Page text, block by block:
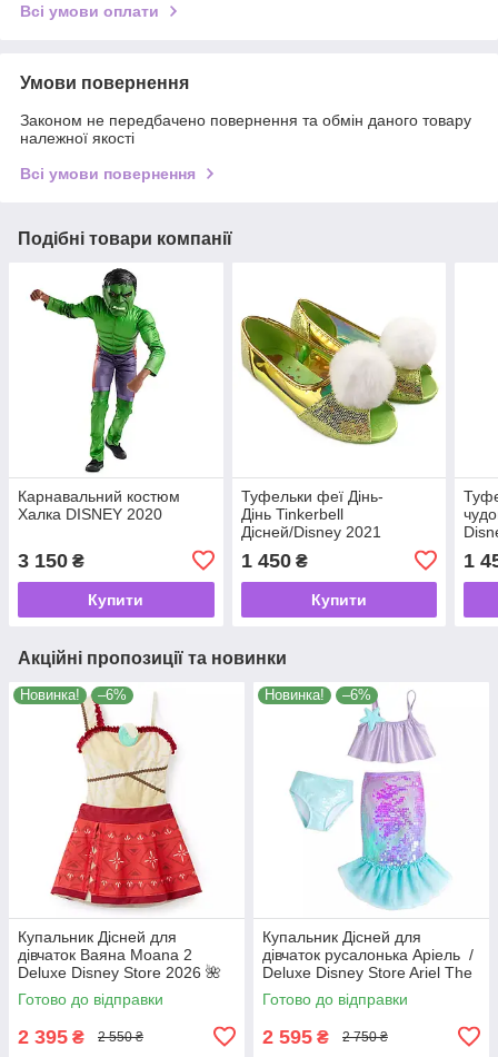
Всі умови оплати
Умови повернення
Законом не передбачено повернення та обмін даного товару
належної якості
Всі умови повернення
Подібні товари компанії
Карнавальний костюм
Халка DISNEY 2020
3 150 ₴
Купити
Туфельки феї Дінь-
Дінь Tinkerbell
Дісней/Disney 2021
1 450₴
Купити
1
Акційні пропозиції та новинки
Новинка! –6%
Купальник Дісней для
дівчаток Ваяна Moana 2
Deluxe Disney Store 2026 🌺
🌊
Готово до відправки
2 395 ₴ 2 550 ₴
Новинка! –6%
Купальник Дісней для
дівчаток русалонька Аріель /
Deluxe Disney Store Ariel The
Little Mermaid 🧜‍♀️✨
Готово до відправки
2 595 ₴ 2 750 ₴